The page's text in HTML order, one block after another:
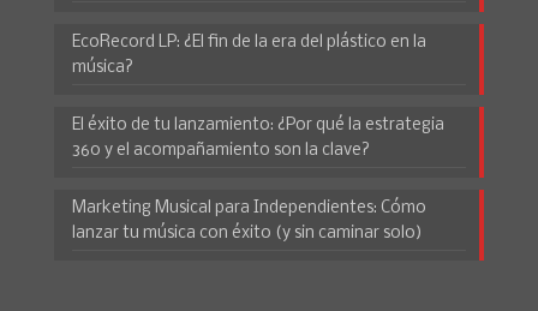
EcoRecord LP: ¿El fin de la era del plástico en la
música?
El éxito de tu lanzamiento: ¿Por qué la estrategia
360 y el acompañamiento son la clave?
Marketing Musical para Independientes: Cómo
lanzar tu música con éxito (y sin caminar solo)